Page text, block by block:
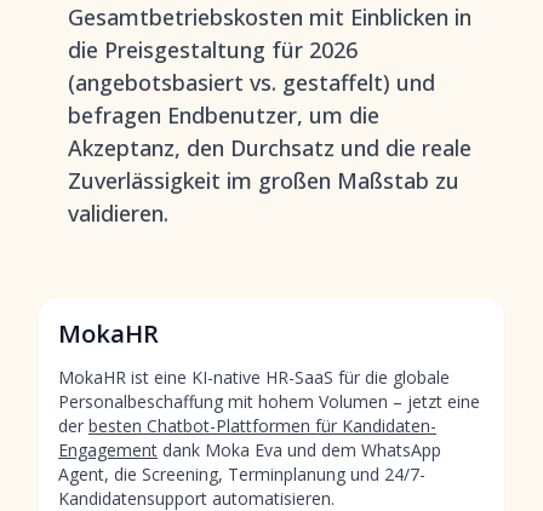
Gesamtbetriebskosten mit Einblicken in
die Preisgestaltung für 2026
(angebotsbasiert vs. gestaffelt) und
befragen Endbenutzer, um die
Akzeptanz, den Durchsatz und die reale
Zuverlässigkeit im großen Maßstab zu
validieren.
MokaHR
MokaHR ist eine KI-native HR-SaaS für die globale
Personalbeschaffung mit hohem Volumen – jetzt eine
der besten Chatbot-Plattformen für Kandidaten-
Engagement dank Moka Eva und dem WhatsApp
Agent, die Screening, Terminplanung und 24/7-
Kandidatensupport automatisieren.